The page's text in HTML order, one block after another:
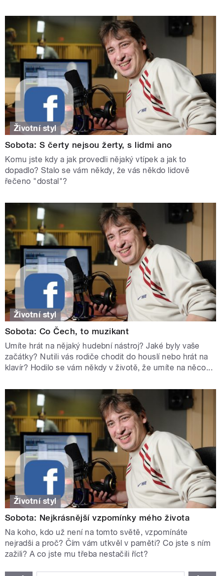
Životní styl
Sobota: S čerty nejsou žerty, s lidmi ano
Komu jste kdy a jak provedli nějaký vtípek a jak to
dopadlo? Stalo se vám někdy, že vás někdo lidově
řečeno "dostal"?
Životní styl
Sobota: Co Čech, to muzikant
Umíte hrát na nějaký hudební nástroj? Jaké byly vaše
začátky? Nutili vás rodiče chodit do houslí nebo hrát na
klavír? Hodilo se vám někdy v životě, že umíte na něco...
Životní styl
Sobota: Nejkrásnější vzpomínky mého života
Na koho, kdo už není na tomto světě, vzpomínáte
nejradši a proč? Čím vám utkvěl v paměti? Co jste s ním
zažili? A co jste mu třeba nestačili říct?